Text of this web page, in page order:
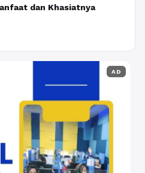
dan Khasiatnya
AD